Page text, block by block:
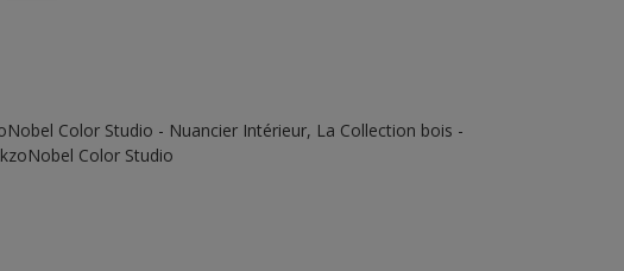
Color Studio - Nuancier Intérieur, La Collection bois -
Color Studio